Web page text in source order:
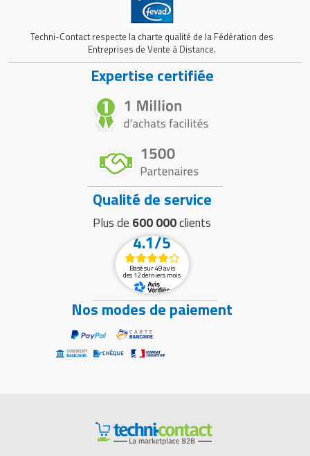
Techni-Contact respecte la charte qualité de la Fédération des
Entreprises de Vente à Distance.
Expertise certifiée
Qualité de service
Plus de 600 000clients
4.1/5
Basé sur 49 avis
des 12 derniers mois
Nos modes de paiement